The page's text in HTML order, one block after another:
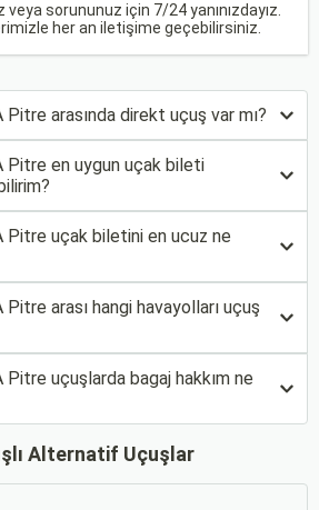
sorununuz için 7/24 yanınızdayız.
her an iletişime geçebilirsiniz.
arasında direkt uçuş var mı?
Pitre en uygun uçak bileti
Pitre uçak biletini en ucuz ne
arası hangi havayolları uçuş
uçuşlarda bagaj hakkım ne
Alternatif Uçuşlar